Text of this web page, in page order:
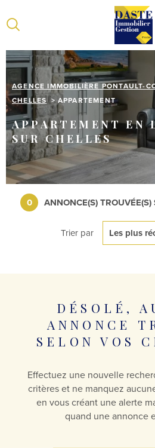
recherche
au
principal
au
AGENCE IMMOBILIÈRE PONTAULT-
CHELLES
APPARTEMENT
APPARTEMENT EN
SUR CHELLES
0 ANNONCE(S)
Trier par Les plus
DÉSOLÉ,
ANNONCE
SELON VOS
Effectuez une nouvelle
critères et ne manquez
en vous créant une alerte
quand une annonce